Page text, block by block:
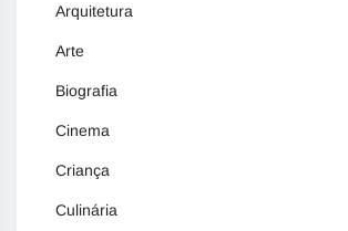
Arquitetura
Arte
Biografia
Cinema
Criança
Culinária